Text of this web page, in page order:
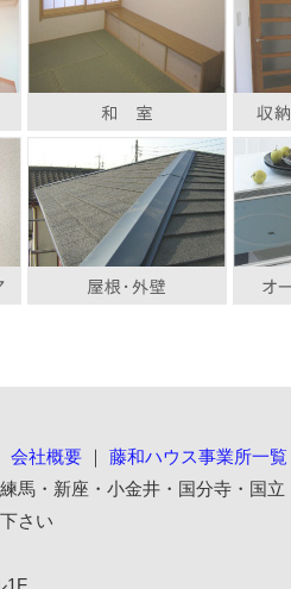
会社概要 ｜ 藤和ハウス事業所一覧
馬・新座・小金井・国分寺・国
さい
1F